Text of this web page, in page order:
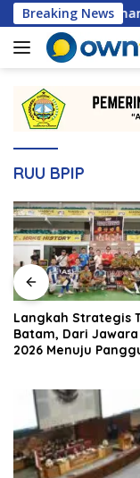
Langsung
ke
konten
Breaking News
Menarik di
RUU BPIP
Langkah Strategis
Batam, Dari Jawara
2026 Menuju